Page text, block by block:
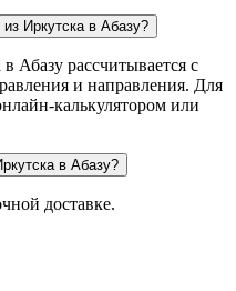
из Иркутска в Абазу?
Абазу рассчитывается с
и направления. Для
калькулятором или
в Абазу?
доставке.